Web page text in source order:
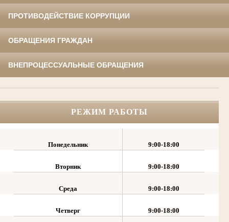
ПРОТИВОДЕЙСТВИЕ КОРРУПЦИИ
ОБРАЩЕНИЯ ГРАЖДАН
ВНЕПРОЦЕССУАЛЬНЫЕ ОБРАЩЕНИЯ
РЕЖИМ РАБОТЫ
Понедельник 9:00-18:00
Вторник 9:00-18:00
Среда 9:00-18:00
Четверг 9:00-18:00